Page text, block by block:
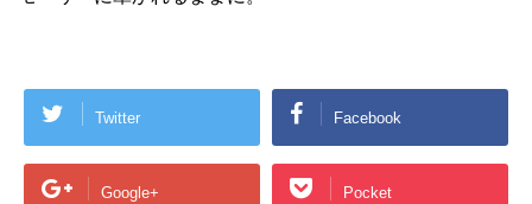
Twitter Facebook
Google+ Pocket